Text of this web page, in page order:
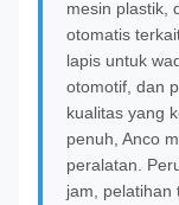
mesin plastik,
otomatis
lapis untuk
otomotif, dan
kualitas yang
penuh, Anco
peralatan.
jam, pelatihan